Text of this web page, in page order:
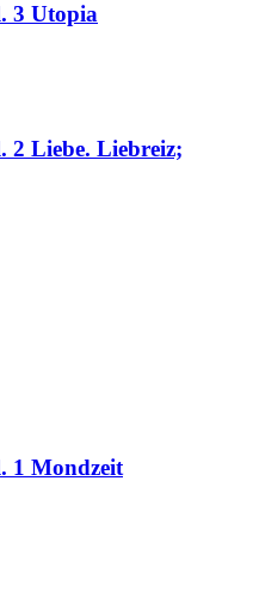
3 Utopia
2 Liebe. Liebreiz;
1 Mondzeit